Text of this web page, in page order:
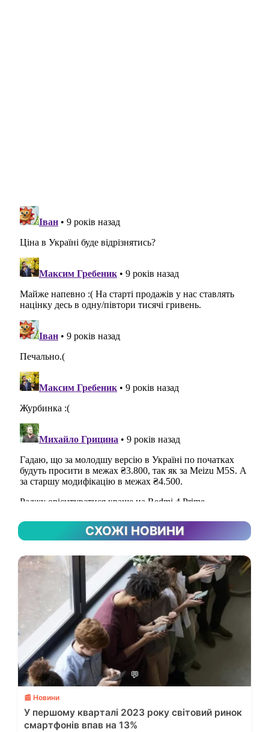
СХОЖІ НОВИНИ
💬
📰 Новини
У першому кварталі 2023 року світовий ринок
смартфонів впав на 13%